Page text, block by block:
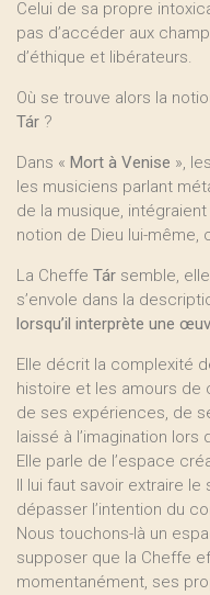
Celui de sa propre
pas d’accéder aux
d’éthique et libérateurs.
Où se trouve alors la
Tár ?
Dans « Mort à Venise »,
les musiciens parlant
de la musique,
notion de Dieu lui-même,
La Cheffe Tár semble,
s’envole dans la
lorsqu’il interprète une
Elle décrit la complexité
histoire et les amours de
de ses expériences, de
laissé à l’imagination lors
Elle parle de l’espace
Il lui faut savoir extraire
dépasser l’intention du
Nous touchons-là un
supposer que la Cheffe
momentanément, ses